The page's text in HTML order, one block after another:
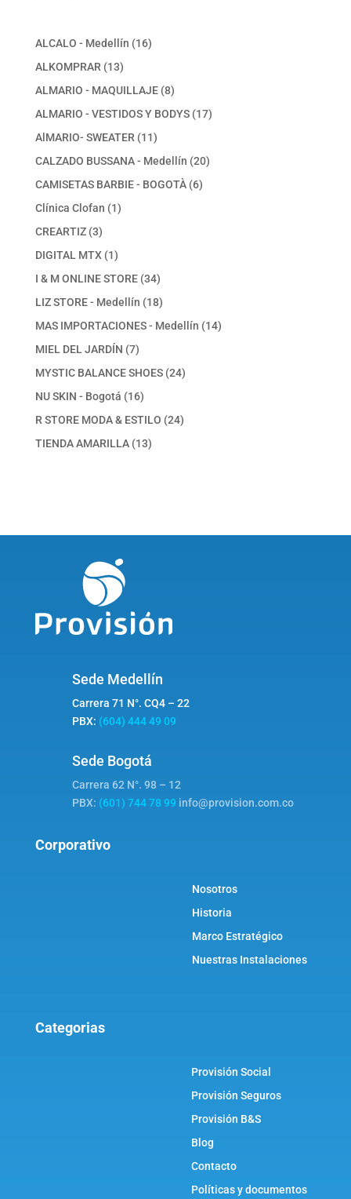
ALCALO - Medellín 1616
ALKOMPRAR 1313
productos
ALMARIO - MAQUILLAJE 88
productos
ALMARIO - VESTIDOS Y BODYS 1717
AlMARIO- SWEATER 1111
productos
CALZADO BUSSANA - Medellín 2020
CAMISETAS BARBIE - BOGOTÀ 66
Clínica Clofan 11
CREARTIZ 33
productos
DIGITAL MTX 11
producto
I & M ONLINE STORE 3434
productos
LIZ STORE - Medellín 1818
productos
MAS IMPORTACIONES - Medellín 1414
MIEL DEL JARDÍN 77
productos
MYSTIC BALANCE SHOES 2424
NU SKIN - Bogotá 1616
productos
R STORE MODA & ESTILO 2424
TIENDA AMARILLA 1313
Sede Medellín
Carrera 71 N°. CQ4 – 22
PBX: (604) 444 49 09
Sede Bogotá
Carrera 62 N°. 98 – 12
PBX: (601) 744 78 99 info@provision.com.co
Corporativo
Nosotros
Historia
Marco Estratégico
Nuestras Instalaciones
Categorias
Provisión Social
Provisión Seguros
Provisión B&S
Blog
Contacto
Políticas y documentos